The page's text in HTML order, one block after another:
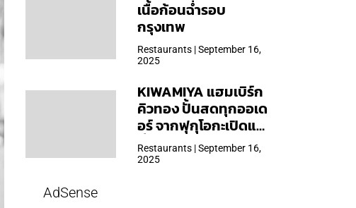
เนื้อก้อนฉ่ำรอบ
กรุงเทพ
Restaurants | September 16,
2025
KIWAMIYA แฮมเบิร์ก
คิวทอง ปั้นสดทุกออเด
อร์ จากฟุกุโอกะเปิดแล้ว
ที่ Central Park
Restaurants | September 16,
2025
AdSense